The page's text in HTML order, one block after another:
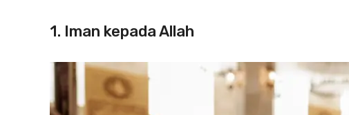
1. Iman kepada Allah